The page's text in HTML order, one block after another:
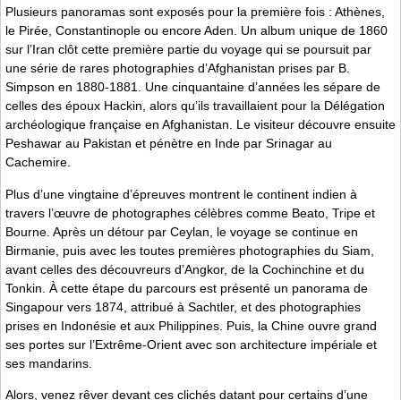
Plusieurs panoramas sont exposés pour la première fois : Athènes,
le Pirée, Constantinople ou encore Aden. Un album unique de 1860
sur l’Iran clôt cette première partie du voyage qui se poursuit par
une série de rares photographies d’Afghanistan prises par B.
Simpson en 1880-1881. Une cinquantaine d’années les sépare de
celles des époux Hackin, alors qu’ils travaillaient pour la Délégation
archéologique française en Afghanistan. Le visiteur découvre ensuite
Peshawar au Pakistan et pénètre en Inde par Srinagar au
Cachemire.
Plus d’une vingtaine d’épreuves montrent le continent indien à
travers l’œuvre de photographes célèbres comme Beato, Tripe et
Bourne. Après un détour par Ceylan, le voyage se continue en
Birmanie, puis avec les toutes premières photographies du Siam,
avant celles des découvreurs d’Angkor, de la Cochinchine et du
Tonkin. À cette étape du parcours est présenté un panorama de
Singapour vers 1874, attribué à Sachtler, et des photographies
prises en Indonésie et aux Philippines. Puis, la Chine ouvre grand
ses portes sur l’Extrême-Orient avec son architecture impériale et
ses mandarins.
Alors, venez rêver devant ces clichés datant pour certains d’une